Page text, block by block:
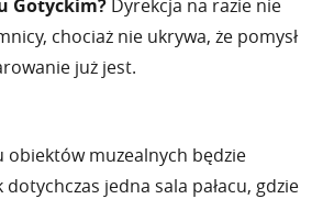
Gotyckim? Dyrekcja na razie nie
chociaż nie ukrywa, że pomysł
już jest.
muzealnych będzie
jedna sala pałacu, gdzie